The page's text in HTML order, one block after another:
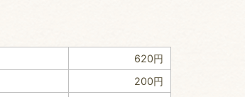
620円
200円